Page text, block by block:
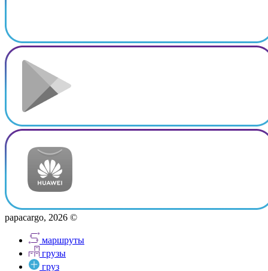
papacargo, 2026 ©
маршруты
грузы
груз